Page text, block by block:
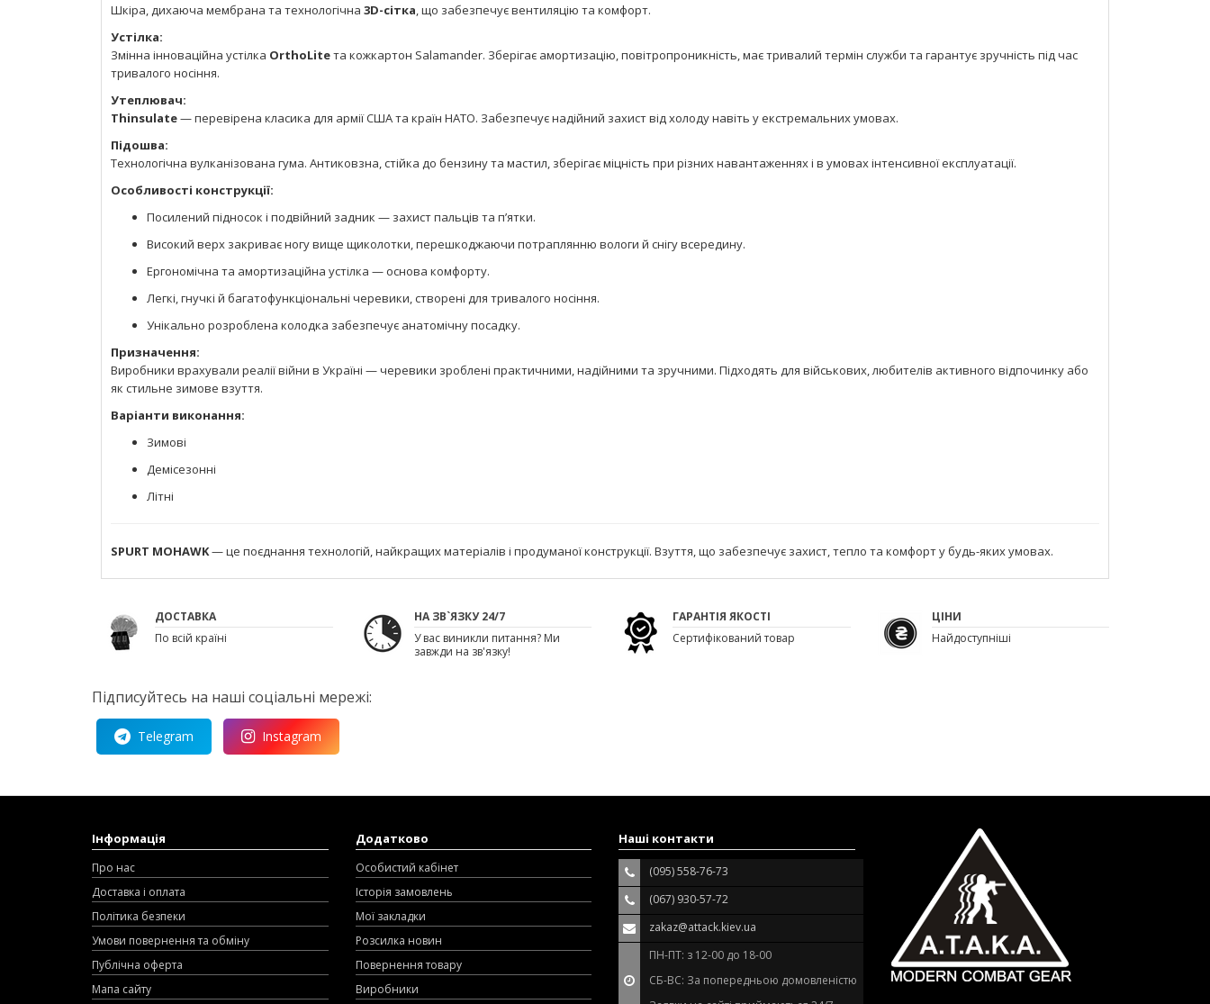
Шкіра, дихаюча мембрана та технологічна 3D-сітка, що забезпечує вентиляцію та комфорт.
Устілка:
Змінна інноваційна устілка OrthoLiteта кожкартон Salamander. Зберігає амортизацію, повітропроникність, має тривалий термін служби та гарантує зручність під час
тривалого носіння.
Утеплювач:
Thinsulate— перевірена класика для армії США та країн НАТО. Забезпечує надійний захист від холоду навіть у екстремальних умовах.
Підошва:
Технологічна вулканізована гума. Антиковзна, стійка до бензину та мастил, зберігає міцність при різних навантаженнях і в умовах інтенсивної експлуатації.
Особливості конструкції:
Посилений підносок і подвійний задник — захист пальців та п’ятки.
Високий верх закриває ногу вище щиколотки, перешкоджаючи потраплянню вологи й снігу всередину.
Ергономічна та амортизаційна устілка — основа комфорту.
Легкі, гнучкі й багатофункціональні черевики, створені для тривалого носіння.
Унікально розроблена колодка забезпечує анатомічну посадку.
Призначення:
Виробники врахували реалії війни в Україні — черевики зроблені практичними, надійними та зручними. Підходять для військових, любителів активного відпочинку або
як стильне зимове взуття.
Варіанти виконання:
Зимові
Демісезонні
Літні
SPURT MOHAWK— це поєднання технологій, найкращих матеріалів і продуманої конструкції. Взуття, що забезпечує захист, тепло та комфорт у будь-яких умовах.
ДОСТАВКА
По всій країні
НА ЗВ`ЯЗКУ 24/7
У вас виникли питання? Ми
завжди на зв'язку!
ГАРАНТІЯ ЯКОСТІ
Сертифікований товар
ЦІНИ
Найдоступніші
Підписуйтесь на наші соціальні мережі:
Telegram Instagram
Інформація
Про нас
Доставка і оплата
Політика безпеки
Умови повернення та обміну
Публічна оферта
Мапа сайту
Додатково
Особистий кабінет
Історія замовлень
Мої закладки
Розсилка новин
Повернення товару
Виробники
Наші контакти
(095) 558-76-73
(067) 930-57-72
zakaz@attack.kiev.ua
ПН-ПТ: з 12-00 до 18-00
СБ-ВС: За попередньою домовленістю